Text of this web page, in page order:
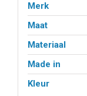
Merk
Maat
Materiaal
Made in
Kleur